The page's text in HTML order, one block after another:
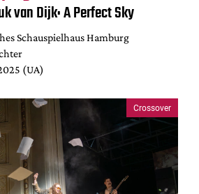
van Dijk: A Perfect Sky
Schauspielhaus Hamburg
(UA)
Crossover